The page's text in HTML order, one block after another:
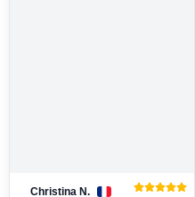
Christina N.